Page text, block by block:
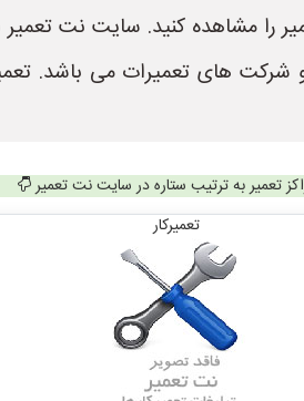
شرکت های تعمیرات می باشد.
تعمیر به ترتیب ستاره در سایت نت تعمیر
تعمیرکار